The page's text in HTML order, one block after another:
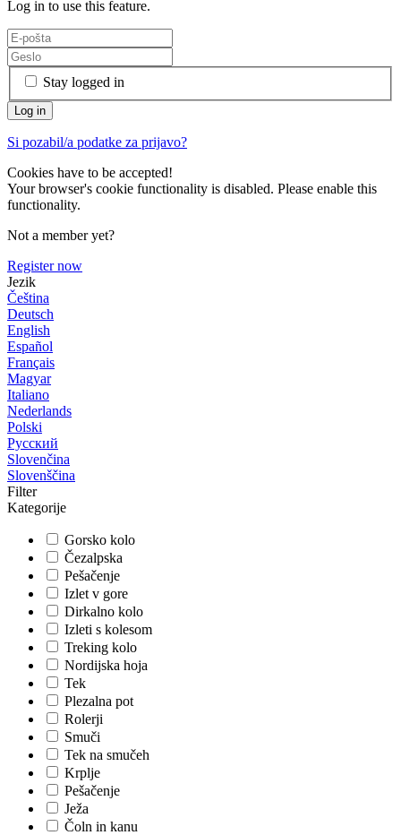
Log in to use this feature.
Stay logged in
Si pozabil/a podatke za prijavo?
Cookies have to be accepted!
Your browser's cookie functionality is disabled. Please enable this
functionality.
Not a member yet?
Register now
Jezik
Čeština
Deutsch
English
Español
Français
Magyar
Italiano
Nederlands
Polski
Русский
Slovenčina
Slovenščina
Filter
Kategorije
Gorsko kolo
Čezalpska
Pešačenje
Izlet v gore
Dirkalno kolo
Izleti s kolesom
Treking kolo
Nordijska hoja
Tek
Plezalna pot
Rolerji
Smuči
Tek na smučeh
Krplje
Pešačenje
Ježa
Čoln in kanu